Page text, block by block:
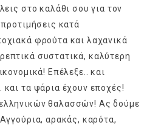
στο καλάθι σου για τον
κατά
φρούτα και λαχανικά
συστατικά, καλύτερη
Επέλεξε.. και
τα ψάρια έχουν εποχές!
θαλασσών! Ας δούμε
αρακάς, καρότα,